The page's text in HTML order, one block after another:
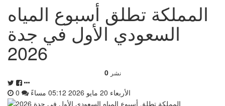
المملكة تطلق أسبوع المياه
السعودي الأول في جدة
2026
0 نشر
الأربعاء 20 مايو 2026 05:12 مساءً